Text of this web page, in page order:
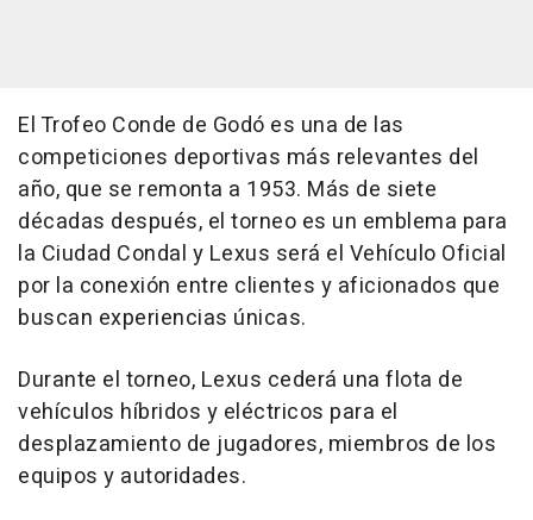
El Trofeo Conde de Godó es una de las
competiciones deportivas más relevantes del
año, que se remonta a 1953. Más de siete
décadas después, el torneo es un emblema para
la Ciudad Condal y Lexus será el Vehículo Oficial
por la conexión entre clientes y aficionados que
buscan experiencias únicas.
Durante el torneo, Lexus cederá una flota de
vehículos híbridos y eléctricos para el
desplazamiento de jugadores, miembros de los
equipos y autoridades.